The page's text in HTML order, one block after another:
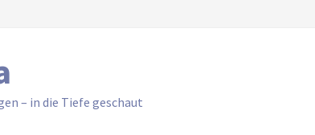
– in die Tiefe geschaut